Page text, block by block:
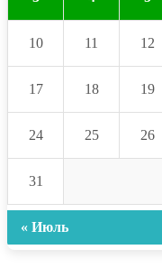
10 11 12
17 18 19
24 25 26
31
« Июль